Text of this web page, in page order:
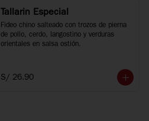
Tallarin Especial
Fideo chino salteado con trozos de pierna
de pollo, cerdo, langostino y verduras
orientales en salsa ostión.
S/ 26.90